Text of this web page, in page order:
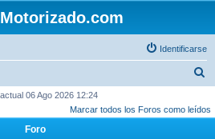
Identificarse
s
06 Ago 2026 12:24
Marcar todos los Foros como leídos
Foro